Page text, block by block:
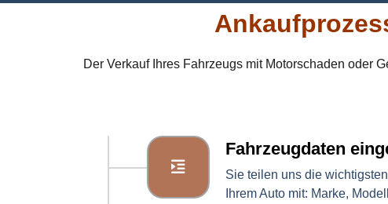
Der Verkauf Ihres Fahrzeugs mit Motorschaden oder
Fahrzeugdaten
Sie teilen uns die
Ihrem Auto mit: Marke,